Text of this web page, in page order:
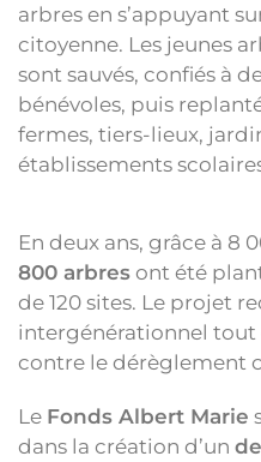
arbres en s’appuyant
citoyenne. Les jeunes
sont sauvés, confiés à
bénévoles, puis
fermes, tiers-lieux,
établissements
En deux ans, grâce à 8
800 arbres ont été
de 120 sites. Le projet
intergénérationnel
contre le dérèglement
Le Fonds Albert Marie
dans la création d’un